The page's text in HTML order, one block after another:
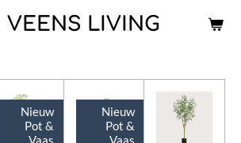
VEENS LIVING
Nieuw
Pot &
Vaas
Nieuw
Pot &
Vaas